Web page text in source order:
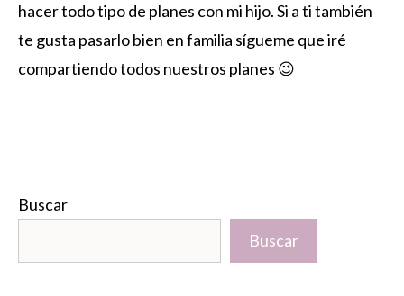
hacer todo tipo de planes con mi hijo. Si a ti también
te gusta pasarlo bien en familia sígueme que iré
compartiendo todos nuestros planes 😉
Buscar
Buscar